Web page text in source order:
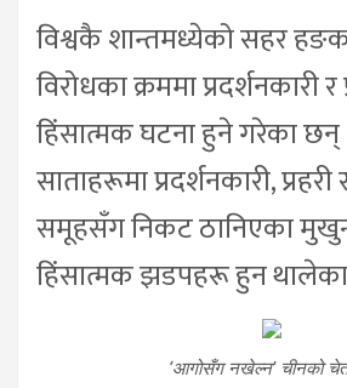
विश्वकै शान्तमध्येको सहर
विरोधका क्रममा प्रदर्शनकारी र
हिंसात्मक घटना हुने गरेका छन्
साताहरूमा प्रदर्शनकारी,
समूहसँग निकट ठानिएका
हिंसात्मक झडपहरू हुन
‘आगोसँग नखेल्न’ चीनको